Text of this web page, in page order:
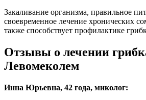
Закаливание организма, правильное
своевременное лечение хронических
также способствует профилактике
Отзывы о лечении
Левомеколем
Инна Юрьевна, 42 года, миколог: